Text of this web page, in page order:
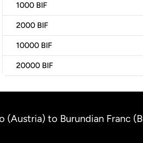
1000 BIF
2000 BIF
10000 BIF
20000 BIF
(Austria) to Burundian Franc